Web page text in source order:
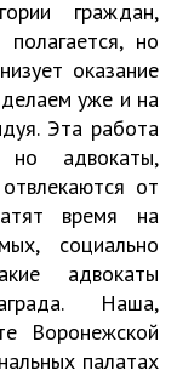
граждан,
но
оказание
уже и на
Эта работа
но адвокаты,
от
время на
социально
адвокаты
Наша,
Воронежской
палатах